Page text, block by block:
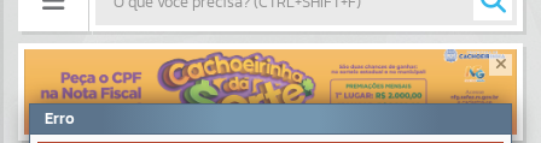
Resultados para""
Erro